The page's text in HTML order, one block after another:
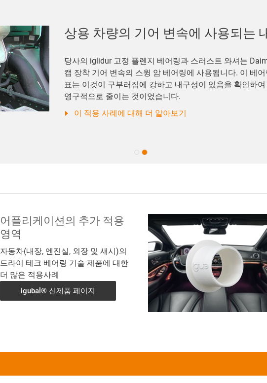
상용 차량의 기어 변속에 사용되는
당사의 iglidur 고정 플렌지 베어링과 스러스트 와셔는
캡 장착 기어 변속의 스윙 암 베어링에 사용됩니다. 이 베
표는 이것이 구부러짐에 강하고 내구성이 있음을 확인하
영구적으로 줄이는 것이었습니다.
이 적용 사례에 대해 더 알아보기
어플리케이션의 추가 적용
영역
자동차(내장, 엔진실, 외장 및 섀시)의
드라이 테크 베어링 기술 제품에 대한
더 많은 적용사례
igubal® 신제품 페이지